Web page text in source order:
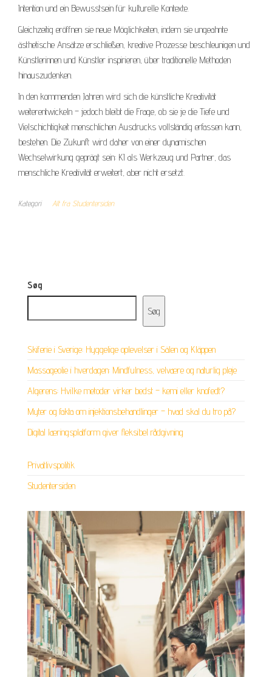
Intention und ein Bewusstsein für kulturelle Kontexte.
Gleichzeitig eröffnen sie neue Möglichkeiten, indem sie ungeahnte
ästhetische Ansätze erschließen, kreative Prozesse beschleunigen und
Künstlerinnen und Künstler inspirieren, über traditionelle Methoden
hinauszudenken.
In den kommenden Jahren wird sich die künstliche Kreativität
weiterentwickeln – jedoch bleibt die Frage, ob sie je die Tiefe und
Vielschichtigkeit menschlichen Ausdrucks vollständig erfassen kann,
bestehen. Die Zukunft wird daher von einer dynamischen
Wechselwirkung geprägt sein: KI als Werkzeug und Partner, das
menschliche Kreativität erweitert, aber nicht ersetzt.
Kategori Alt fra Studentersiden
Søg
Søg
Skiferie i Sverige: Hyggelige oplevelser i Sälen og Kläppen
Massageolie i hverdagen: Mindfulness, velvære og naturlig pleje
Algerens: Hvilke metoder virker bedst – kemi eller knofedt?
Myter og fakta om injektionsbehandlinger – hvad skal du tro på?
Digital læringsplatform giver fleksibel rådgivning
Privatlivspolitik
Studentersiden